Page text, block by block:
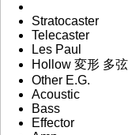
Stratocaster
Telecaster
Les Paul
Hollow 変形 多弦
Other E.G.
Acoustic
Bass
Effector